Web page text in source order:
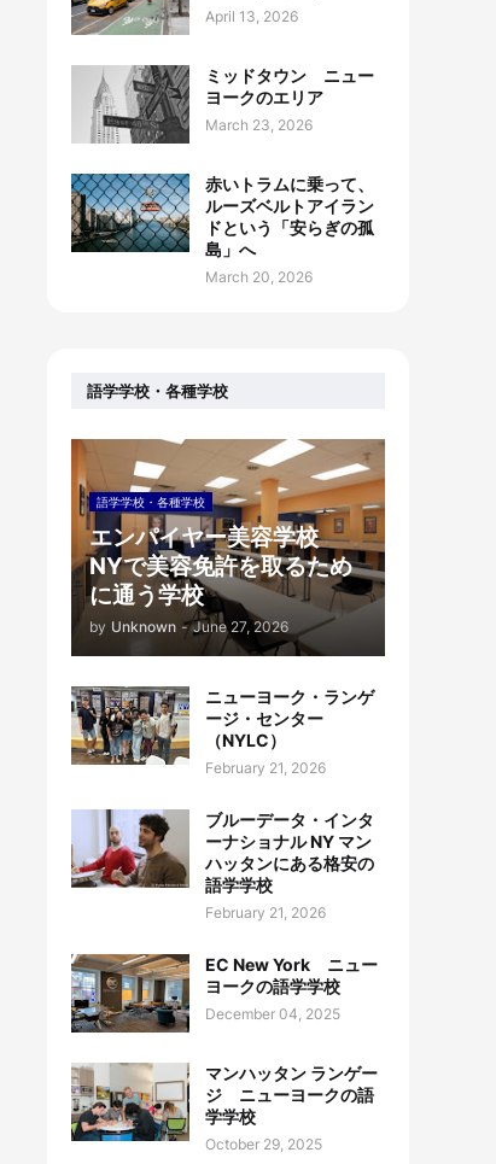
April 13, 2026
ミッドタウン ニュー
ヨークのエリア
March 23, 2026
赤いトラムに乗って、
ルーズベルトアイラン
ドという「安らぎの孤
島」へ
March 20, 2026
語学学校・各種学校
語学学校・各種学校
エンパイヤー美容学校
NYで美容免許を取るため
に通う学校
by Unknown - June 27, 2026
ニューヨーク・ランゲ
ージ・センター
（NYLC）
February 21, 2026
ブルーデータ・インタ
ーナショナル NY マン
ハッタンにある格安の
語学学校
February 21, 2026
EC New York ニュー
ヨークの語学学校
December 04, 2025
マンハッタン ランゲー
ジ ニューヨークの語
学学校
October 29, 2025